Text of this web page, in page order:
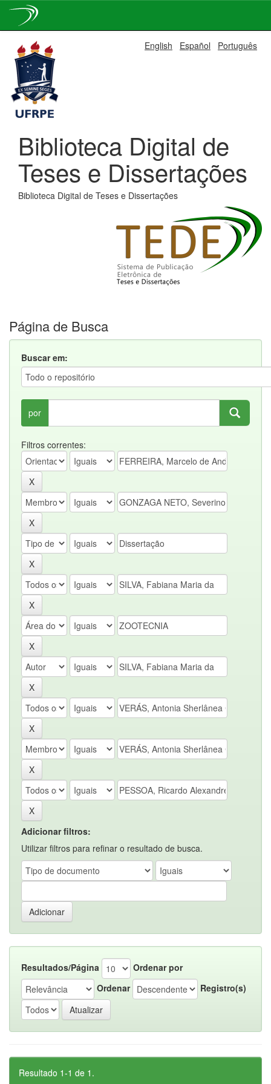
navigation
English Español Português
Biblioteca Digital de
Teses e Dissertações
Biblioteca Digital de Teses e Dissertações
Página de Busca
Buscar em:
por
Filtros correntes:
Adicionar filtros:
Utilizar filtros para refinar o resultado de busca.
Resultados/Página
Ordenar por
Ordenar
Registro(s)
Resultado 1-1 de 1.